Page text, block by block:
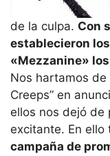
de la culpa. Con
establecieron
«Mezzanine»
Nos hartamos de
Creeps” en
ellos nos dejó de
excitante. En ello
campaña de